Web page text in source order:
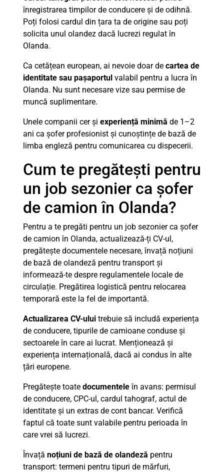
înregistrarea timpilor de conducere și de odihnă.
Poți folosi cardul din țara ta de origine sau poți
solicita unul olandez dacă lucrezi regulat în
Olanda.
Ca cetățean european, ai nevoie doar de cartea de
identitate sau pașaportul valabil pentru a lucra în
Olanda. Nu sunt necesare vize sau permise de
muncă suplimentare.
Unele companii cer și experiență minimă de 1–2
ani ca șofer profesionist și cunoștințe de bază de
limba engleză pentru comunicarea cu dispecerii.
Cum te pregătești pentru
un job sezonier ca șofer
de camion în Olanda?
Pentru a te pregăti pentru un job sezonier ca șofer
de camion în Olanda, actualizează-ți CV-ul,
pregătește documentele necesare, învață noțiuni
de bază de olandeză pentru transport și
informează-te despre regulamentele locale de
circulație. Pregătirea logistică pentru relocarea
temporară este la fel de importantă.
Actualizarea CV-ului trebuie să includă experiența
de conducere, tipurile de camioane conduse și
sectoarele în care ai lucrat. Menționează și
experiența internațională, dacă ai condus în alte
țări europene.
Pregătește toate documenteleîn avans: permisul
de conducere, CPC-ul, cardul tahograf, actul de
identitate și un extras de cont bancar. Verifică
faptul că toate sunt valabile pentru perioada în
care vrei să lucrezi.
Învață noțiuni de bază de olandeză pentru
transport: termeni pentru tipuri de mărfuri,